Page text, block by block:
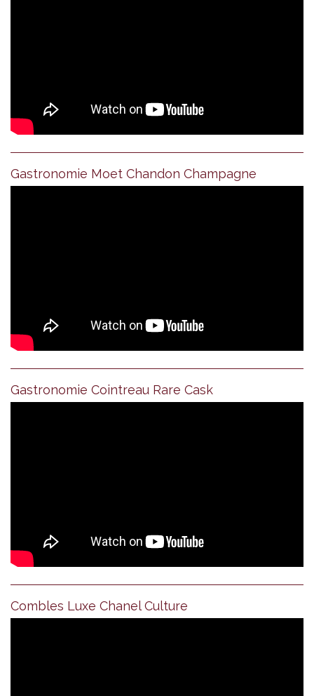
Gastronomie Moet Chandon Champagne
Gastronomie Cointreau Rare Cask
Combles Luxe Chanel Culture